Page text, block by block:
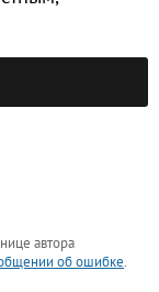
автора
об ошибке.